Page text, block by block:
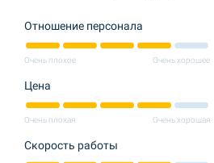
Отношение персонала
Очень плохое Очень хорошее
Цена
Очень плохая Очень хорошая
Скорость работы